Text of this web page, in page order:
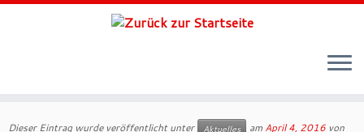
Inhalt
Dieser Eintrag wurde veröffentlicht unter Aktuelles am April 4, 2016 von